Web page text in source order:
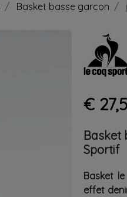
Basket basse garcon
€
Basket
Sportif
Basket
effet